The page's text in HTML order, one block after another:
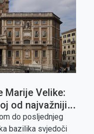
Marije Velike:
od najvažnijih
do posljednjeg
bazilika svjedoči